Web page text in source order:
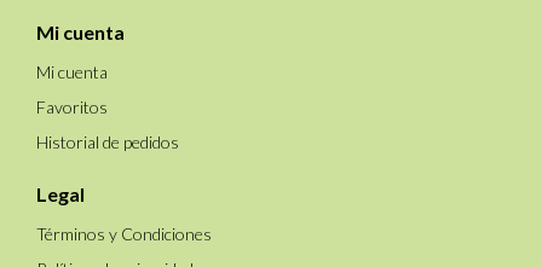
Mi cuenta
Mi cuenta
Favoritos
Historial de pedidos
Legal
Términos y Condiciones